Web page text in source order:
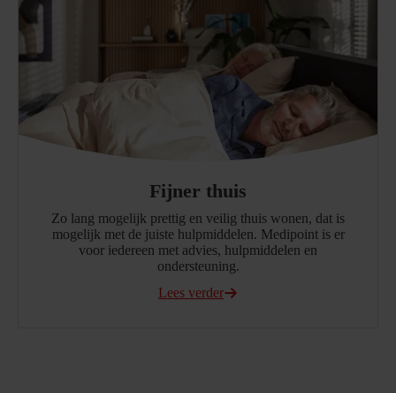
Fijner thuis
Zo lang mogelijk prettig en veilig thuis wonen, dat is
mogelijk met de juiste hulpmiddelen. Medipoint is er
voor iedereen met advies, hulpmiddelen en
ondersteuning.
Lees verder